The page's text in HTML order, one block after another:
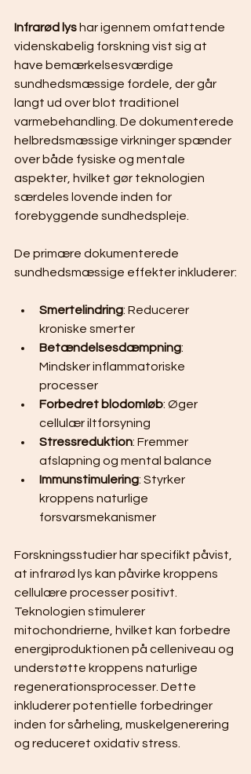
Infrarød lys har igennem omfattende
videnskabelig forskning vist sig at
have bemærkelsesværdige
sundhedsmæssige fordele, der går
langt ud over blot traditionel
varmebehandling. De dokumenterede
helbredsmæssige virkninger spænder
over både fysiske og mentale
aspekter, hvilket gør teknologien
særdeles lovende inden for
forebyggende sundhedspleje.
De primære dokumenterede
sundhedsmæssige effekter inkluderer:
Smertelindring: Reducerer
kroniske smerter
Betændelsesdæmpning:
Mindsker inflammatoriske
processer
Forbedret blodomløb: Øger
cellulær iltforsyning
Stressreduktion: Fremmer
afslapning og mental balance
Immunstimulering: Styrker
kroppens naturlige
forsvarsmekanismer
Forskningsstudier har specifikt påvist,
at infrarød lys kan påvirke kroppens
cellulære processer positivt.
Teknologien stimulerer
mitochondrierne, hvilket kan forbedre
energiproduktionen på celleniveau og
understøtte kroppens naturlige
regenerationsprocesser. Dette
inkluderer potentielle forbedringer
inden for sårheling, muskelgenerering
og reduceret oxidativ stress.